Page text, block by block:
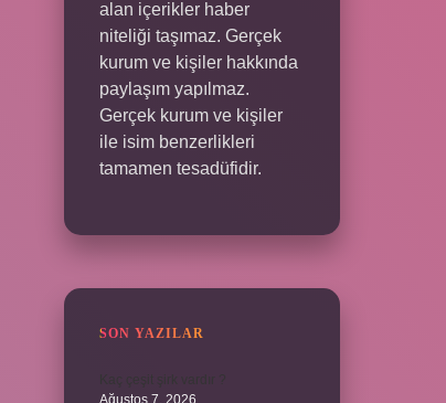
alan içerikler haber
niteliği taşımaz. Gerçek
kurum ve kişiler hakkında
paylaşım yapılmaz.
Gerçek kurum ve kişiler
ile isim benzerlikleri
tamamen tesadüfidir.
SON YAZILAR
Ağustos 7, 2026